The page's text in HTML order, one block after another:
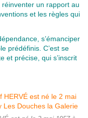
un rapport au
et les règles qui
s’émanciper
prédéfinis. C’est se
et précise, qui s’inscrit